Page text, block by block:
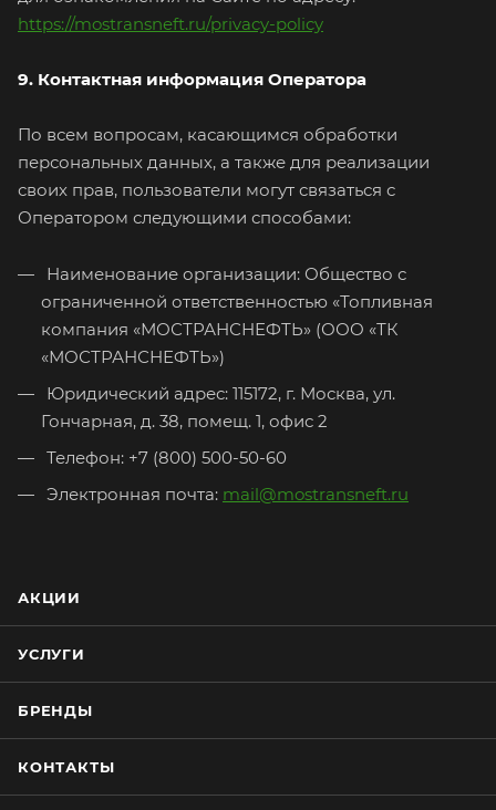
https://mostransneft.ru/privacy-policy
9. Контактная информация Оператора
По всем вопросам, касающимся обработки
персональных данных, а также для реализации
своих прав, пользователи могут связаться с
Оператором следующими способами:
Наименование организации: Общество с
ограниченной ответственностью «Топливная
компания «МОСТРАНСНЕФТЬ» (ООО «ТК
«МОСТРАНСНЕФТЬ»)
Юридический адрес: 115172, г. Москва, ул.
Гончарная, д. 38, помещ. 1, офис 2
Телефон: +7 (800) 500-50-60
Электронная почта: mail@mostransneft.ru
АКЦИИ
УСЛУГИ
БРЕНДЫ
КОНТАКТЫ